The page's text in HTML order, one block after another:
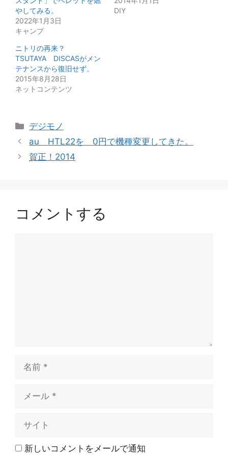
やしてみる。
2022年1月3日
キャンプ
DIY
ニトリの再来？
TSUTAYA DISCASがメン
テナンスから復旧せず。
2015年8月28日
ネットコンテンツ
カ
リ
デジモノ
au HTL22を 0円で機種変更してきた。
賀正！2014
コメントする
ト 新しいコメントをメールで通知